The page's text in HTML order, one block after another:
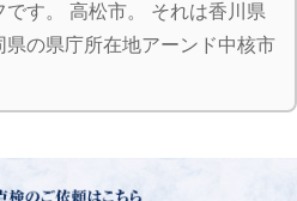
す。 高松市。 それは香川県
の県庁所在地アーンド中核市